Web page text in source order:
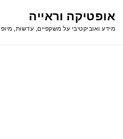
לתוכןאופטיקה וראייה
מידע ואוביקטיבי על משקפיים, עדשות,